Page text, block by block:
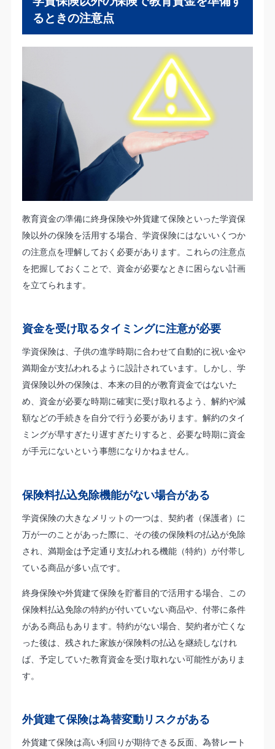
るときの注意点
教育資金の準備に終身保険や外貨建て保険といった学資保
険以外の保険を活用する場合、学資保険にはないいくつか
の注意点を理解しておく必要があります。これらの注意点
を把握しておくことで、資金が必要なときに困らない計画
を立てられます。
資金を受け取るタイミングに注意が必要
学資保険は、子供の進学時期に合わせて自動的に祝い金や
満期金が支払われるように設計されています。しかし、学
資保険以外の保険は、本来の目的が教育資金ではないた
め、資金が必要な時期に確実に受け取れるよう、解約や減
額などの手続きを自分で行う必要があります。解約のタイ
ミングが早すぎたり遅すぎたりすると、必要な時期に資金
が手元にないという事態になりかねません。
保険料払込免除機能がない場合がある
学資保険の大きなメリットの一つは、契約者（保護者）に
万が一のことがあった際に、その後の保険料の払込が免除
され、満期金は予定通り支払われる機能（特約）が付帯し
ている商品が多い点です。
終身保険や外貨建て保険を貯蓄目的で活用する場合、この
保険料払込免除の特約が付いていない商品や、付帯に条件
がある商品もあります。特約がない場合、契約者が亡くな
った後は、残された家族が保険料の払込を継続しなけれ
ば、予定していた教育資金を受け取れない可能性がありま
す。
外貨建て保険は為替変動リスクがある
外貨建て保険は高い利回りが期待できる反面、為替レート